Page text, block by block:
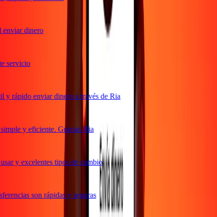
dinero
rápido enviar dinero a través de Ria
y eficiente. Gracias Ria
y excelentes tipos de cambio
son rápidas y seguras